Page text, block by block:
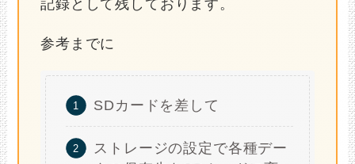
記録として残しております。
参考までに
SDカードを差して
ストレージの設定で各種デー